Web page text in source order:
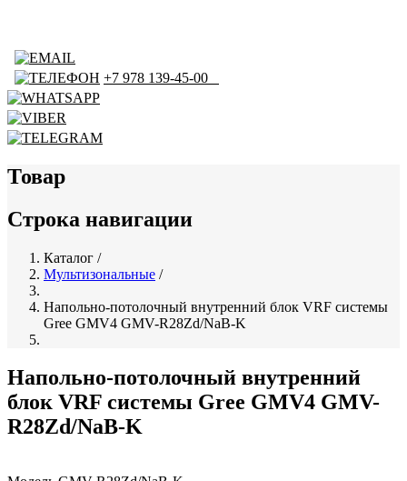
+7 978 139-45-00
Товар
Строка навигации
Каталог /
Мультизональные /
Напольно-потолочный внутренний блок VRF системы
Gree GMV4 GMV-R28Zd/NaB-K
Напольно-потолочный внутренний
блок VRF системы Gree GMV4 GMV-
R28Zd/NaB-K